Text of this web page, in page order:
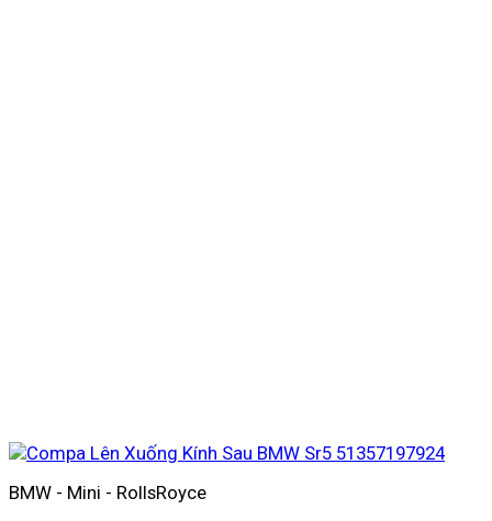
BMW - Mini - RollsRoyce